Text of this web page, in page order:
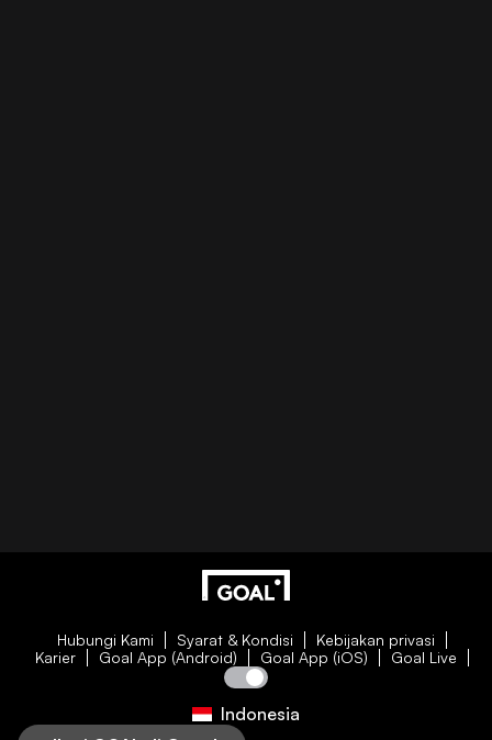
Hubungi Kami Syarat & Kondisi
Kebijakan privasi
Karier
Goal App (Android) Goal App (iOS) Goal Live
Indonesia